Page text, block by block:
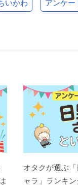
いかわ アンケー
オタクが選ぶ
ャラ」ランキ